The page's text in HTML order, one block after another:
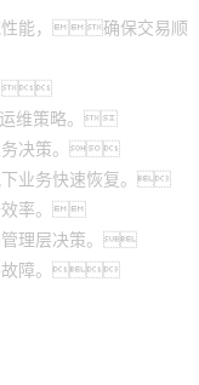
能，确保交易顺

维策略。
务决策。
业务快速恢复。
率。
理层决策。
故障。